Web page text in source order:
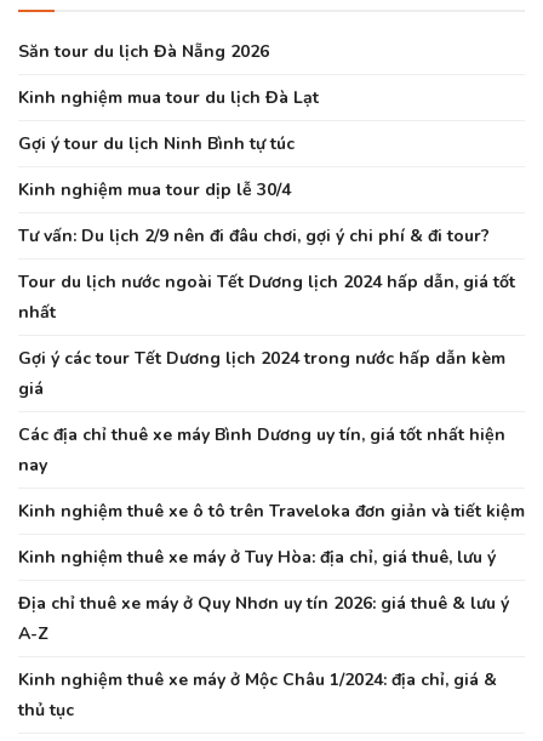
Săn tour du lịch Đà Nẵng 2026
Kinh nghiệm mua tour du lịch Đà Lạt
Gợi ý tour du lịch Ninh Bình tự túc
Kinh nghiệm mua tour dịp lễ 30/4
Tư vấn: Du lịch 2/9 nên đi đâu chơi, gợi ý chi phí & đi tour?
Tour du lịch nước ngoài Tết Dương lịch 2024 hấp dẫn, giá tốt
nhất
Gợi ý các tour Tết Dương lịch 2024 trong nước hấp dẫn kèm
giá
Các địa chỉ thuê xe máy Bình Dương uy tín, giá tốt nhất hiện
nay
Kinh nghiệm thuê xe ô tô trên Traveloka đơn giản và tiết kiệm
Kinh nghiệm thuê xe máy ở Tuy Hòa: địa chỉ, giá thuê, lưu ý
Địa chỉ thuê xe máy ở Quy Nhơn uy tín 2026: giá thuê & lưu ý
A-Z
Kinh nghiệm thuê xe máy ở Mộc Châu 1/2024: địa chỉ, giá &
thủ tục